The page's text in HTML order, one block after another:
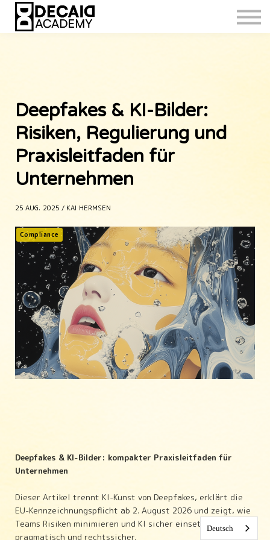
Deepfakes & KI-Bilder:
Risiken, Regulierung und
Praxisleitfaden für
Unternehmen
25 AUG. 2025 / KAI HERMSEN
Compliance
Deepfakes & KI-Bilder: kompakter Praxisleitfaden für
Unternehmen
Dieser Artikel trennt KI-Kunst von Deepfakes, erklärt die
EU-Kennzeichnungspflicht ab 2. August 2026 und zeigt, wie
Teams Risiken minimieren und KI sicher einsetzen –
pragmatisch und rechtssicher.
Deutsch